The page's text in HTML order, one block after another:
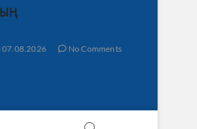
07.08.2026 No Comments